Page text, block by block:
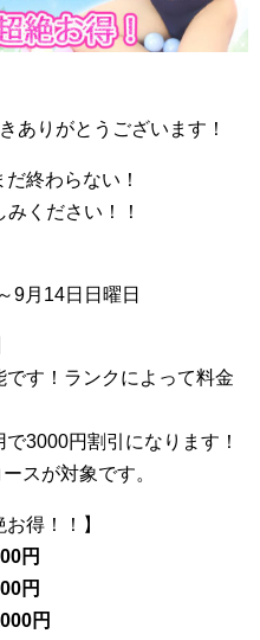
ありがとうございます！
終わらない！
ください！！
9月14日日曜日
です！ランクによって料金
3000円割引になります！
スが対象です。
得！！】
円
円
円